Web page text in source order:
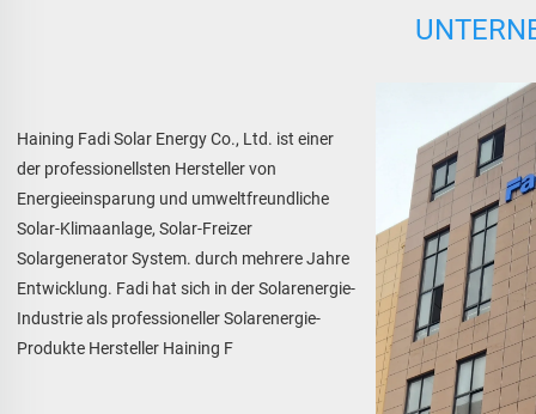
Haining Fadi Solar Energy Co., Ltd. ist einer
der professionellsten Hersteller von
Energieeinsparung und umweltfreundliche
Solar-Klimaanlage, Solar-Freizer
Solargenerator System. durch mehrere Jahre
Entwicklung. Fadi hat sich in der Solarenergie-
Industrie als professioneller Solarenergie-
Produkte Hersteller Haining F